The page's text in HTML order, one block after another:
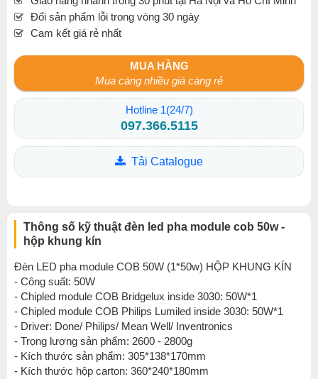
Đổi sản phẩm lỗi trong vòng 30 ngày
Cam kết giá rẻ nhất
MUA HÀNG
Mua càng nhiều giá càng rẻ
Hotline 1(24/7)
097.366.5115
Tải Catalogue
Thông số kỹ thuật đèn led pha module cob 50w -
hộp khung kín
Đèn LED pha module COB 50W (1*50w) HỘP KHUNG KÍN
- Công suất: 50W
- Chipled module COB Bridgelux inside 3030: 50W*1
- Chipled module COB Philips Lumiled inside 3030: 50W*1
- Driver: Done/ Philips/ Mean Well/ Inventronics
- Trọng lượng sản phẩm: 2600 - 2800g
- Kích thước sản phẩm: 305*138*170mm
- Kích thước hộp carton: 360*240*180mm